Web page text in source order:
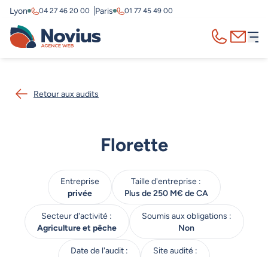
Lyon 04 27 46 20 00 Paris 01 77 45 49 00
Retour aux audits
Florette
Entreprise
privée
Taille d'entreprise :
Plus de 250 M€ de CA
Secteur d'activité :
Agriculture et pêche
Soumis aux obligations :
Non
Date de l'audit :
Site audité :